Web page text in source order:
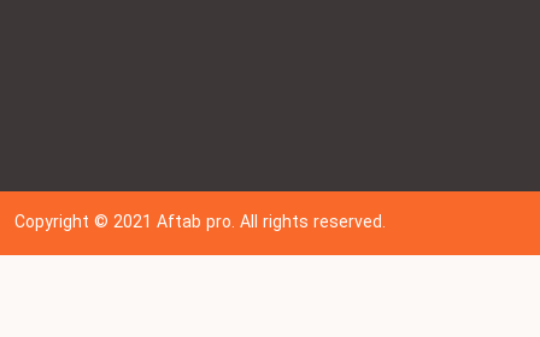
Copyright © 202 1Aftab pro. All rights reserved.